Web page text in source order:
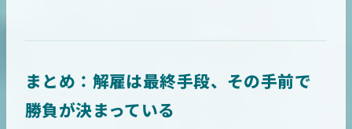
まとめ：解雇は最終手段、その手前で
勝負が決まっている